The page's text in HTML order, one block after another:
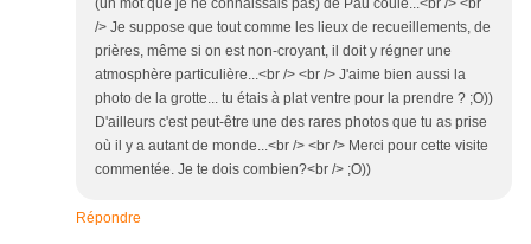
(un mot que je ne connaissais pas) de Pau coule...<br /> <br
/> Je suppose que tout comme les lieux de recueillements, de
prières, même si on est non-croyant, il doit y régner une
atmosphère particulière...<br /> <br /> J'aime bien aussi la
photo de la grotte... tu étais à plat ventre pour la prendre ? ;O))
D'ailleurs c'est peut-être une des rares photos que tu as prise
où il y a autant de monde...<br /> <br /> Merci pour cette visite
commentée. Je te dois combien?<br /> ;O))
Répondre